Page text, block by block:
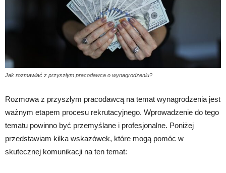
Jak rozmawiać z przyszłym pracodawca o wynagrodzeniu?
Rozmowa z przyszłym pracodawcą na temat wynagrodzenia jest
ważnym etapem procesu rekrutacyjnego. Wprowadzenie do tego
tematu powinno być przemyślane i profesjonalne. Poniżej
przedstawiam kilka wskazówek, które mogą pomóc w
skutecznej komunikacji na ten temat: